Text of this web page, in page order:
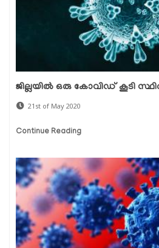
ജില്ലയില്‍ ഒരു കോവിഡ് കൂടി
21st of May 2020
Continue Reading